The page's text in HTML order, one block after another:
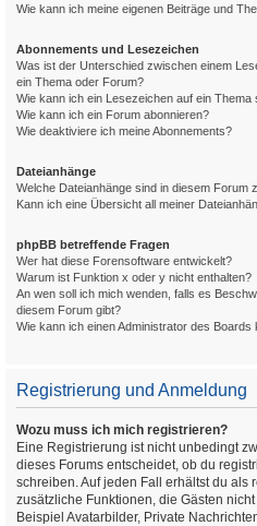
Wie kann ich meine eigenen Beiträge und
Abonnements und Lesezeichen
Was ist der Unterschied zwischen einem
ein Thema oder Forum?
Wie kann ich ein Lesezeichen auf ein
Wie kann ich ein Forum abonnieren?
Wie deaktiviere ich meine Abonnements?
Dateianhänge
Welche Dateianhänge sind in diesem Forum
Kann ich eine Übersicht all meiner
phpBB betreffende Fragen
Wer hat diese Forensoftware entwickelt?
Warum ist Funktion x oder y nicht enthalten?
An wen soll ich mich wenden, falls es
diesem Forum gibt?
Wie kann ich einen Administrator des Boards
Registrierung und Anmeldung
Wozu muss ich mich registrieren?
Eine Registrierung ist nicht unbedingt
dieses Forums entscheidet, ob du
schreiben. Auf jeden Fall erhältst du als
zusätzliche Funktionen, die Gästen
Beispiel Avatarbilder, Private